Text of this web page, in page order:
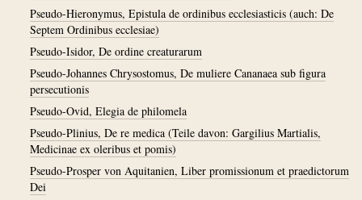
Pseudo-Hieronymus, Epistula de ordinibus ecclesiasticis (auch: De
Septem Ordinibus ecclesiae)
Pseudo-Isidor, De ordine creaturarum
Pseudo-Johannes Chrysostomus, De muliere Cananaea sub figura
persecutionis
Pseudo-Ovid, Elegia de philomela
Pseudo-Plinius, De re medica (Teile davon: Gargilius Martialis,
Medicinae ex oleribus et pomis)
Pseudo-Prosper von Aquitanien, Liber promissionum et praedictorum
Dei